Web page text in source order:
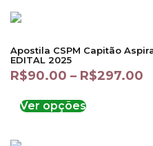
Apostila CSPM Capitão
EDITAL 2025
R$90.00 – R$297.00
Ver opções